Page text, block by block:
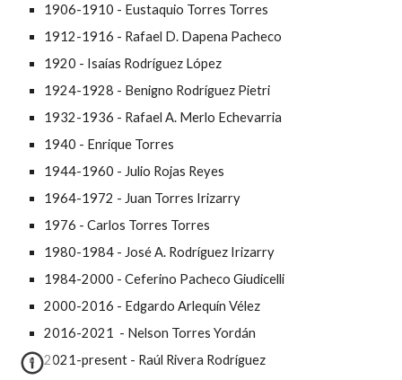
1906-1910 - Eustaquio Torres Torres
1912-1916 - Rafael D. Dapena Pacheco
1920 - Isaías Rodríguez López
1924-1928 - Benigno Rodríguez Pietri
1932-1936 - Rafael A. Merlo Echevarria
1940 - Enrique Torres
1944-1960 - Julio Rojas Reyes
1964-1972 - Juan Torres Irizarry
1976 - Carlos Torres Torres
1980-1984 - José A. Rodríguez Irizarry
1984-2000 - Ceferino Pacheco Giudicelli
2000-2016 - Edgardo Arlequín Vélez
2016-2021 - Nelson Torres Yordán
2021-present - Raúl Rivera Rodríguez